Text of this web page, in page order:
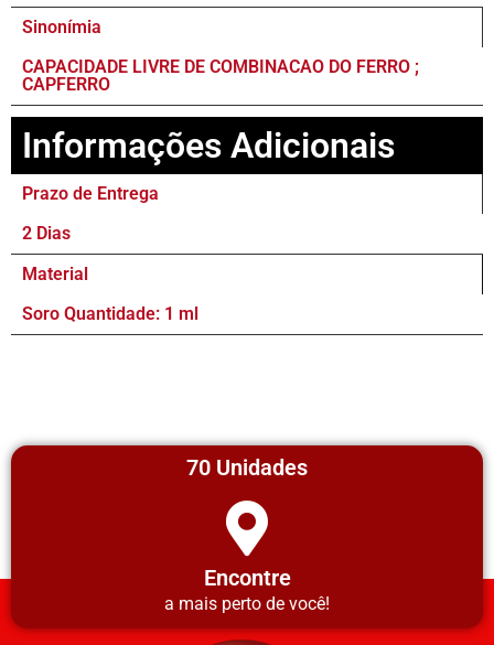
Sinonímia
CAPACIDADE LIVRE DE COMBINACAO DO FERRO ;
CAPFERRO
Informações Adicionais
Prazo de Entrega
2 Dias
Material
Soro Quantidade: 1 ml
70 Unidades
Encontre
a mais perto de você!